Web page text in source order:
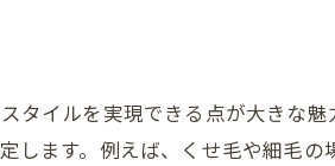
るツヤ髪仕上げの秘訣
の違いを知るポイント
イルを実現できる点が大きな
ます。例えば、くせ毛や細毛